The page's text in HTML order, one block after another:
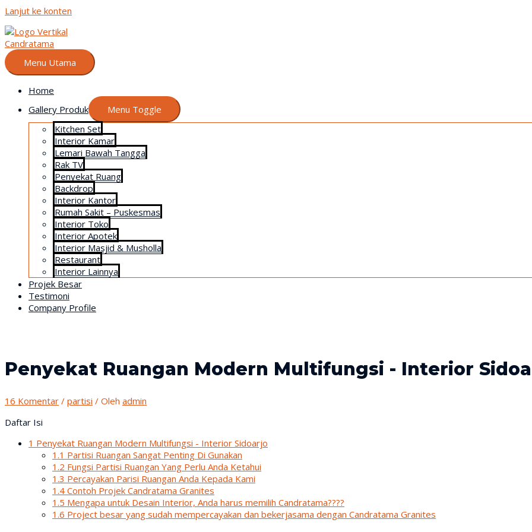
Lanjut ke konten
Menu Utama
Home
Gallery Produk
Menu Toggle
Kitchen Set
Interior Kamar
Lemari Bawah Tangga
Rak TV
Penyekat Ruang
Backdrop
Interior Kantor
Rumah Sakit – Puskesmas
Interior Toko
Interior Apotek
Interior Masjid & Musholla
Restaurant
Interior Lainnya
Projek Besar
Testimoni
Company Profile
Penyekat Ruangan Modern Multifungsi - Interior
16 Komentar / partisi / Oleh admin
Daftar Isi
1 Penyekat Ruangan Modern Multifungsi - Interior Sidoarjo
1.1 Partisi Ruangan Sangat Penting Di Gunakan
1.2 Fungsi Partisi Ruangan Yang Perlu Anda Ketahui
1.3 Percayakan Parisi Ruangan Anda Kepada Kami
1.4 Contoh Projek Candratama Granites
1.5 Mengapa untuk Desain Interior, Anda harus memilih Candratama????
1.6 Project besar yang sudah mempercayakan dan bekerjasama dengan Candratama Granites